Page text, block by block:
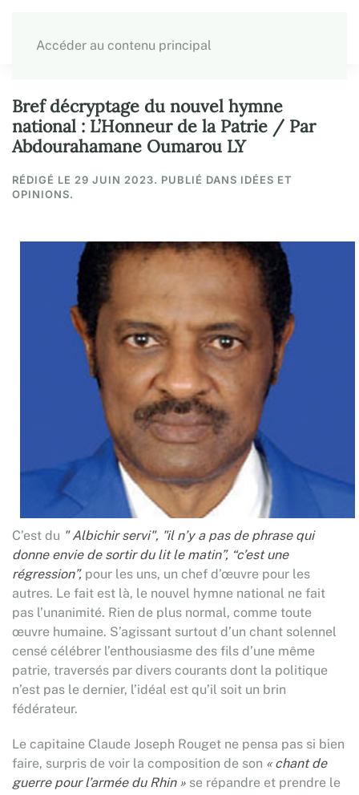
Accéder au contenu principal
Bref décryptage du nouvel hymne
national : L’Honneur de la Patrie / Par
Abdourahamane Oumarou LY
RÉDIGÉ LE 29 JUIN 2023. PUBLIÉ DANS IDÉES ET
OPINIONS.
C’est du " Albichir servi", "il n’y a pas de phrase qui
donne envie de sortir du lit le matin”, “c’est une
régression”, pour les uns, un chef d’œuvre pour les
autres. Le fait est là, le nouvel hymne national ne fait
pas l’unanimité. Rien de plus normal, comme toute
œuvre humaine. S’agissant surtout d’un chant solennel
censé célébrer l’enthousiasme des fils d’une même
patrie, traversés par divers courants dont la politique
n’est pas le dernier, l’idéal est qu’il soit un brin
fédérateur.
Le capitaine Claude Joseph Rouget ne pensa pas si bien
faire, surpris de voir la composition de son « chant de
guerre pour l’armée du Rhin » se répandre et prendre le